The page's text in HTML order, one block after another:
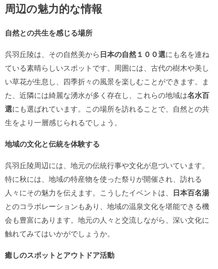
周辺の魅力的な情報
自然との共生を感じる場所
呉羽丘陵は、その自然美から日本の自然１００選にも名を連ね
ている素晴らしいスポットです。周囲には、古代の樹木や美し
い草花が生息し、四季折々の風景を楽しむことができます。ま
た、近隣には綺麗な湧水が多く存在し、これらの地域は名水百
選にも選ばれています。この場所を訪れることで、自然との共
生をより一層感じられるでしょう。
地域の文化と伝統を体験する
呉羽丘陵周辺には、地元の伝統行事や文化が息づいています。
特に秋には、地域の特産物を使った祭りが開催され、訪れる
人々にその魅力を伝えます。こうしたイベントは、 日本百名湯
とのコラボレーションもあり、地域の温泉文化を堪能できる機
会も豊富にあります。地元の人々と交流しながら、深い文化に
触れてみてはいかがでしょうか。
癒しのスポットとアウトドア活動